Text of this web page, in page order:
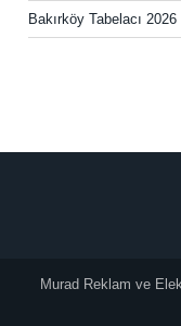
Bakırköy Tabelacı 2026
Murad Reklam ve